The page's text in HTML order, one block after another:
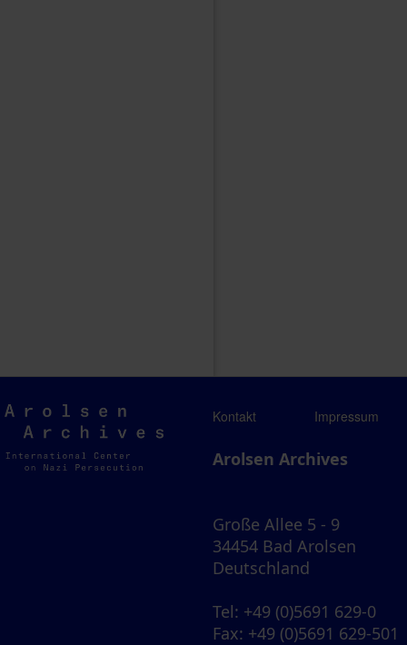
Arolsen
Archives
Kontakt Impressum
Arolsen Archives
Große Allee 5 - 9
34454 Bad Arolsen
Deutschland
Tel: +49 (0)5691 629-0
Fax: +49 (0)5691 629-501